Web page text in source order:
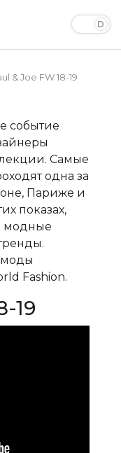
& Joe FW 18-19
событие
Самые
одна за
Париже и
показах,
модные
моды
Fashion.
19